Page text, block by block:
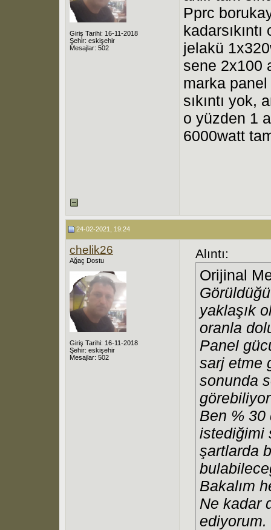
Giriş Tarihi: 16-11-2018
Şehir: eskişehir
Mesajlar: 502
Pprc
jelakü
sene 2x100
marka
sıkıntı yok,
o yüzden 1
6000watt
24-02-2021, 19:24
chelik26
Ağaç Dostu
Giriş Tarihi: 16-11-2018
Şehir: eskişehir
Mesajlar: 502
Alıntı:
Orijinal
yaklaşık
oranla
Panel
sarj etme
sonunda
Ben % 30
istediğimi
şartlarda
Bakalım
Ne kadar
ediyorum.